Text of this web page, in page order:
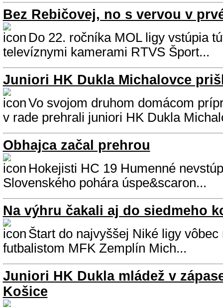
Bez Rebičovej, no s vervou v
Do 22. ročníka MOL ligy vstúpia
televíznymi kamerami RTVS Šport...
Juniori HK Dukla Michalovce
Vo svojom druhom domácom
v rade prehrali juniori HK Dukla
Obhajca začal prehrou
Hokejisti HC 19 Humenné
Slovenského pohára úspe&scaron...
Na výhru čakali aj do siedmeho
Štart do najvyššej Niké ligy vôbec
futbalistom MFK Zemplín Mich...
Juniori HK Dukla mládež v
Košice